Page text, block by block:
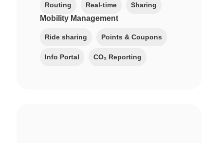
Routing Real-time Sharing
Mobility Management
Ride sharing Points & Coupons
Info Portal CO₂ Reporting